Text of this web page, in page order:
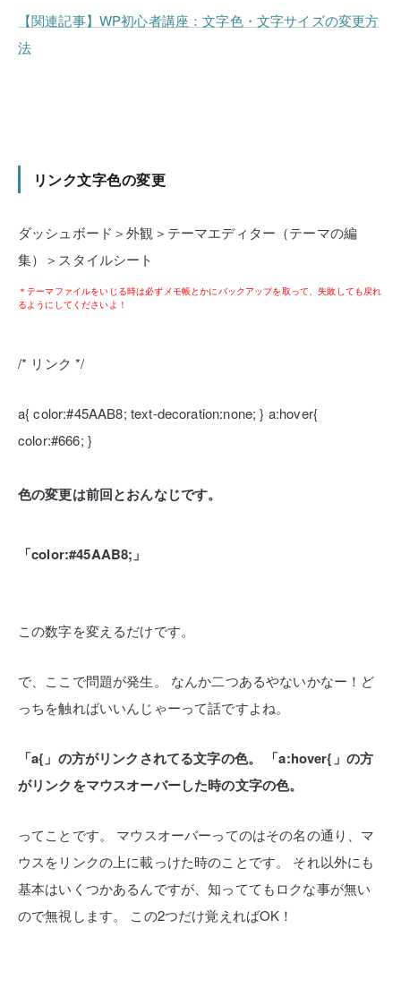
【関連記事】WP初心者講座：文字色・文字サイズの変更方
法
リンク文字色の変更
ダッシュボード＞外観＞テーマエディター（テーマの編
集）＞スタイルシート
＊テーマファイルをいじる時は必ずメモ帳とかにバックアップを取って、失敗しても戻れ
るようにしてくださいよ！
/* リンク */
a{color:#45AAB8; text-decoration:none; } a:hover{
color:#666; }
色の変更は前回とおんなじです。
「color:#45AAB8;」
この数字を変えるだけです。
で、ここで問題が発生。
なんか二つあるやないかなー！ど
っちを触ればいいんじゃーって話ですよね。
「a{」の方がリンクされてる文字の色。
「a:hover{」の方
がリンクをマウスオーバーした時の文字の色。
ってことです。
マウスオーバーってのはその名の通り、マ
ウスをリンクの上に載っけた時のことです。
それ以外にも
基本はいくつかあるんですが、知っててもロクな事が無い
ので無視します。
この2つだけ覚えればOK！